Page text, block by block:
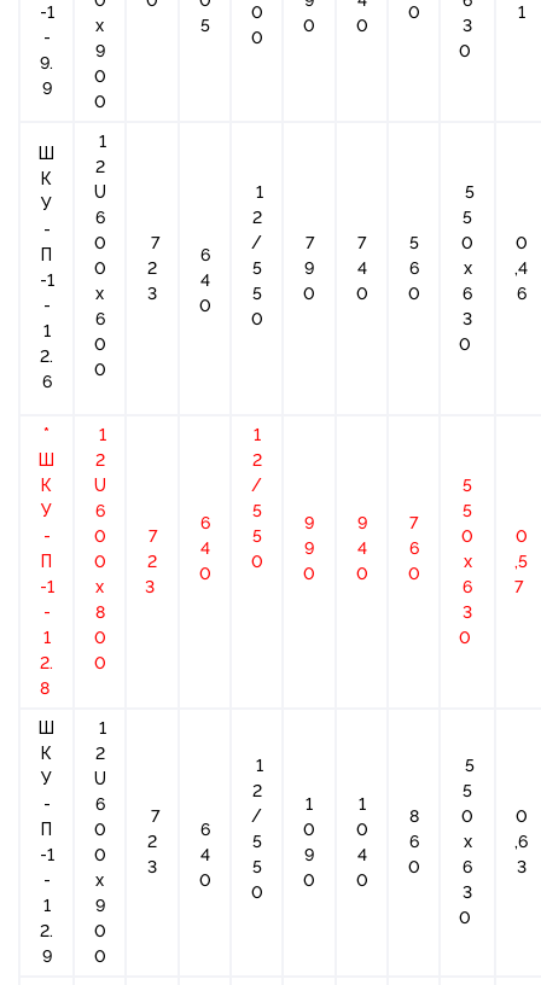
-1
-
9.
9
x
9
0
0
5
0
0
0
0
0
3
0
1
Ш
К
У
-
П
-1
-
1
2.
6
1
2
U
6
0
0
x
6
0
0
7
2
3
6
4
0
1
2
/
5
5
0
7
9
0
7
4
0
5
6
0
5
5
0
х
6
3
0
0
,4
6
*
Ш
К
У
-
П
-1
-
1
2.
8
1
2
U
6
0
0
x
8
0
0
7
2
3
6
4
0
1
2
/
5
5
0
9
9
0
9
4
0
7
6
0
5
5
0
х
6
3
0
0
,5
7
Ш
К
У
-
П
-1
-
1
2.
9
1
2
U
6
0
0
x
9
0
0
7
2
3
6
4
0
1
2
/
5
5
0
1
0
9
0
1
0
4
0
8
6
0
5
5
0
х
6
3
0
0
,6
3